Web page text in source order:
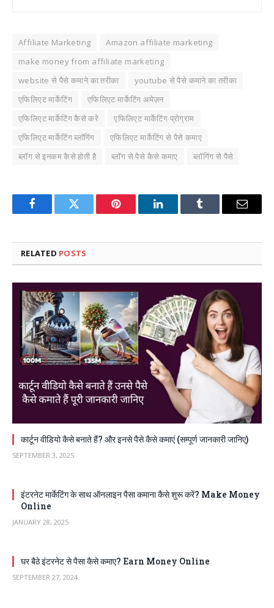
Affiliate Marketing
Amazon affiliate marketing
make money from affiliate marketing
website से पैसे कमाने का तरीका
youtube से पैसे कमाने का तरीका
एफिलिएट मार्केटिंग
एफिलिएट मार्केटिंग अमेज़न
एफिलिएट मार्केटिंग कैसे करे
एफिलिएट मार्केटिंग प्रोग्राम
एफिलिएट मार्केटिंग ब्लॉगिंग
एफिलिएट मार्केटिंग से पैसे कमाए
ब्लॉग से इनकम कैसे होती है
ब्लॉग से पैसे कैसे कमाए ब्लॉगिंग से पैसे
FacebookTwitter Pinterest LinkedInTumblr Email
RELATED POSTS
कार्टून वीडियो कैसे बनाते हैं? और इनसे पैसे कैसे कमाएं (सम्पूर्ण जानकारी जानिए)
SEPTEMBER 3, 2025
इंटरनेट मार्केटिंग के साथ ऑनलाइन पैसा कमाना कैसे शुरू करें? Make Money
Online
JANUARY 28, 2025
घर बैठे इंटरनेट से पैसा कैसे कमाए? Earn Money Online
SEPTEMBER 27, 2024